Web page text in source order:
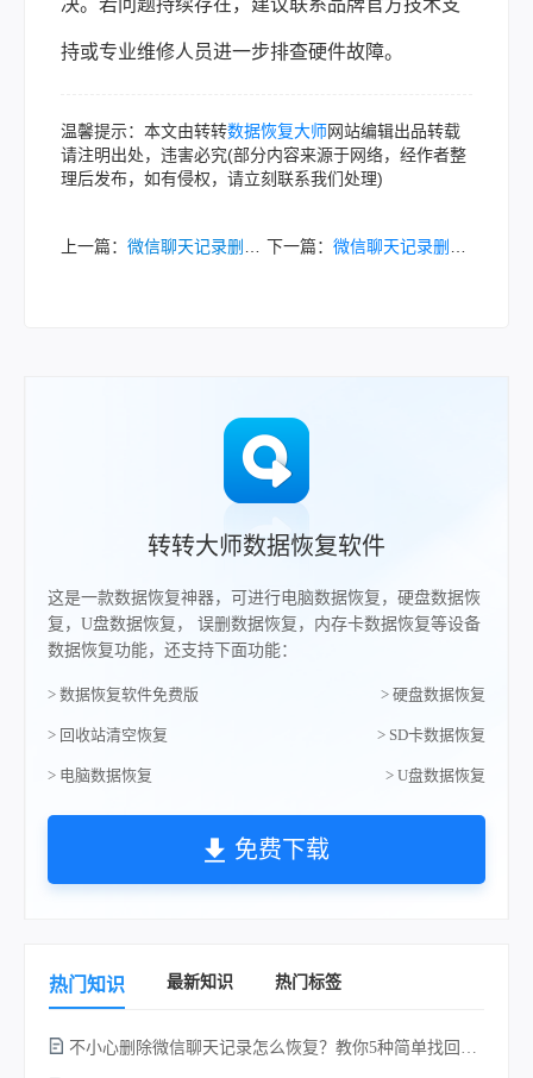
决。若问题持续存在，建议联系品牌官方技术支
持或专业维修人员进一步排查硬件故障。
温馨提示：本文由转转数据恢复大师网站编辑出品转载
请注明出处，违害必究(部分内容来源于网络，经作者整
理后发布，如有侵权，请立刻联系我们处理)
上一篇： 微信聊天记录删了怎样才能恢复？最常用方法汇总（附详细操作） 下一篇： 微信聊天记录删掉了怎么恢复？几种实用方法详解！
转转大师数据恢复软件
这是一款数据恢复神器，可进行电脑数据恢复，硬盘数据恢
复，U盘数据恢复， 误删数据恢复，内存卡数据恢复等设备
数据恢复功能，还支持下面功能：
> 数据恢复软件免费版 > 硬盘数据恢复
> 回收站清空恢复 > SD卡数据恢复
> 电脑数据恢复 > U盘数据恢复
免费下载
热门知识 最新知识 热门标签
不小心删除微信聊天记录怎么恢复？教你5种简单找回的方法！